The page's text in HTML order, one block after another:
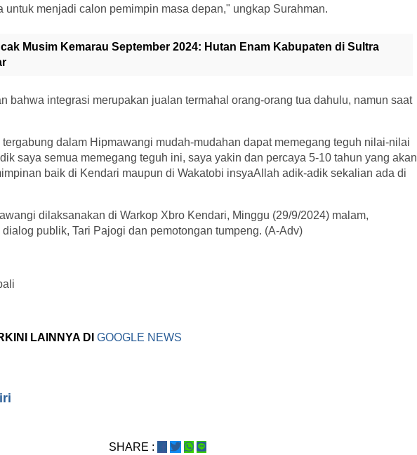
untuk menjadi calon pemimpin masa depan," ungkap Surahman.
Musim Kemarau September 2024: Hutan Enam Kabupaten di Sultra
bahwa integrasi merupakan jualan termahal orang-orang tua dahulu, namun saat
dalam Hipmawangi mudah-mudahan dapat memegang teguh nilai-nilai
saya semua memegang teguh ini, saya yakin dan percaya 5-10 tahun yang akan
baik di Kendari maupun di Wakatobi insyaAllah adik-adik sekalian ada di
dilaksanakan di Warkop Xbro Kendari, Minggu (29/9/2024) malam,
publik, Tari Pajogi dan pemotongan tumpeng. (A-Adv)
LAINNYA DI GOOGLE NEWS
SHARE :